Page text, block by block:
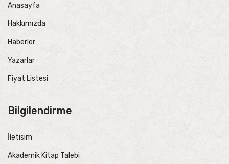
Anasayfa
Hakkımızda
Haberler
Yazarlar
Fiyat Listesi
Bilgilendirme
İletisim
Akademik Kitap Talebi